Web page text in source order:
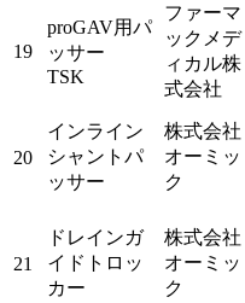
19
proGAV用パ
ッサー
TSK
ファーマ
ックメデ
ィカル株
式会社
20
インライン
シャントパ
ッサー
株式会社
オーミッ
ク
21
ドレインガ
イドトロッ
カー
株式会社
オーミッ
ク